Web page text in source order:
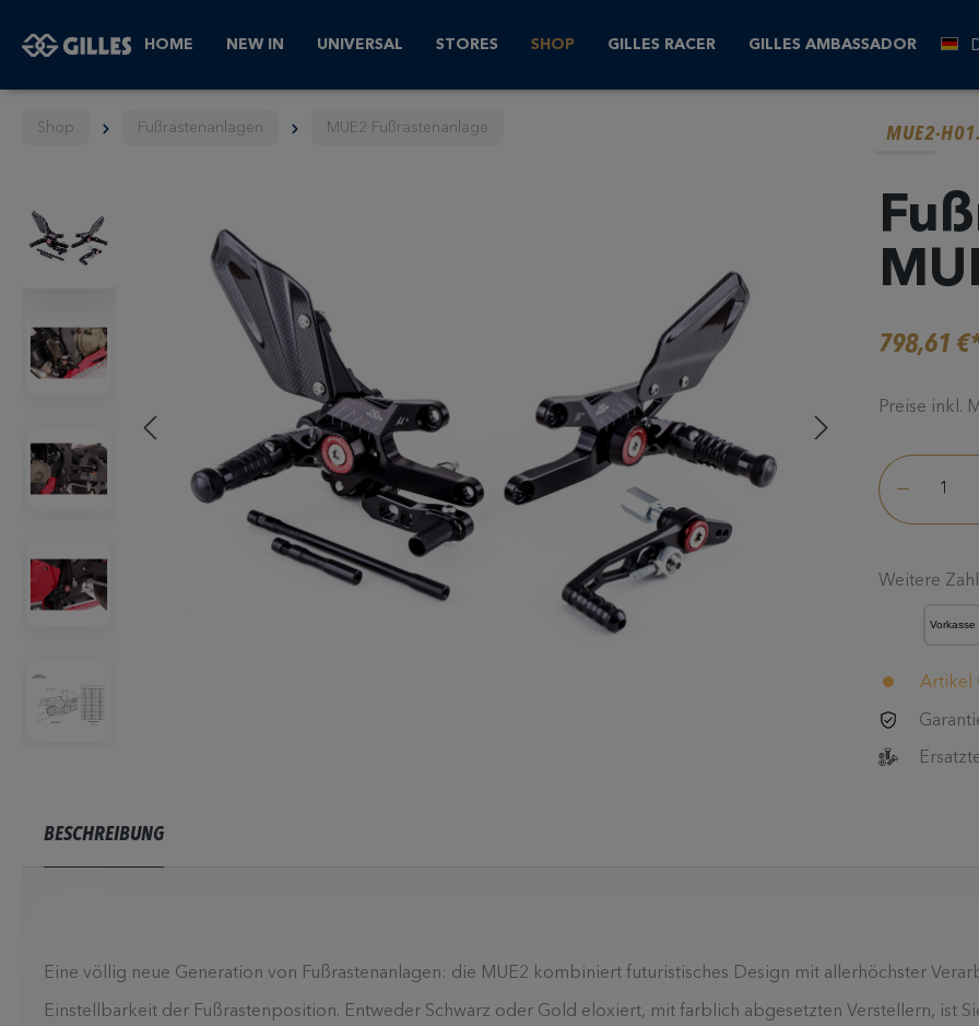
HOME NEW IN UNIVERSAL STORES SHOP GILLES RACER GILLES AMBASSADOR
Shop Fußrastenanlagen MUE2 Fußrastenanlage MUE2-
798,61
Preise inkl.
Weitere
Artikel
BESCHREIBUNG
Eine völlig neue Generation von Fußrastenanlagen: die MUE2 kombiniert futuristisches Design mit allerhöchster
Einstellbarkeit der Fußrastenposition. Entweder Schwarz oder Gold eloxiert, mit farblich abgesetzten Verstellern, ist